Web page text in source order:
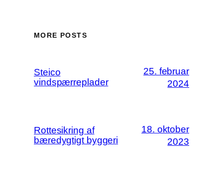
MORE POSTS
Steico
vindspærreplader
25. februar
2024
Rottesikring af
bæredygtigt byggeri
18. oktober
2023